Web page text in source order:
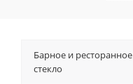
Барное и ресторанное
стекло